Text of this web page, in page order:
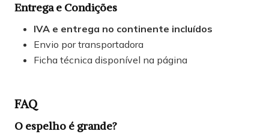
Entrega e Condições
IVA e entrega no continente incluídos
Envio por transportadora
Ficha técnica disponível na página
FAQ
O espelho é grande?